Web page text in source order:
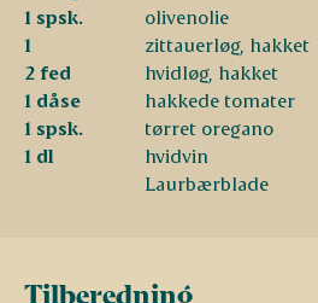
1 spsk.
olivenolie
1
zittauerløg, hakket
2 fed
hvidløg, hakket
1 dåse
hakkede tomater
1 spsk.
tørret oregano
1 dl
hvidvin
Laurbærblade
Tilberedning